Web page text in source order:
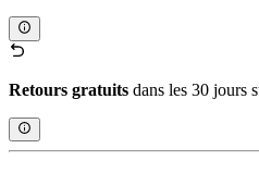
Retours gratuits dans les 30 jours